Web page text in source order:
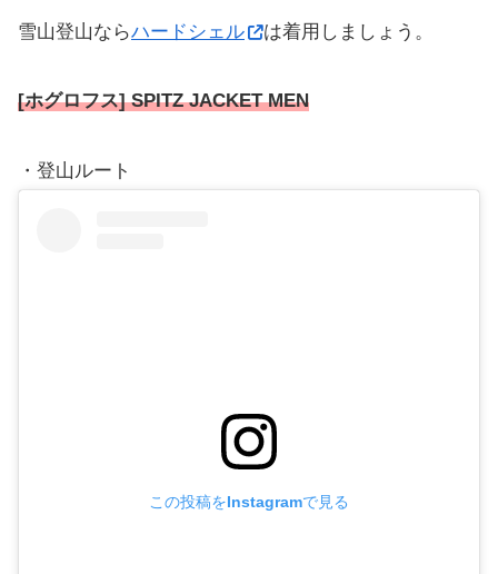
雪山登山ならハードシェル は着用しましょう。
[ホグロフス] SPITZ JACKET MEN
・登山ルート
この投稿をInstagramで見る